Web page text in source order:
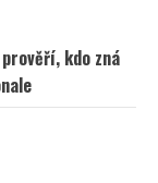
kdo zná